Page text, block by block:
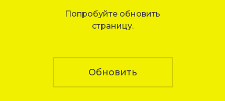
Попробуйте обновить
страницу.
Обновить